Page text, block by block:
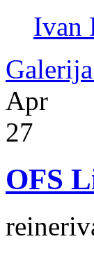
Ivan
Apr
27
OFS